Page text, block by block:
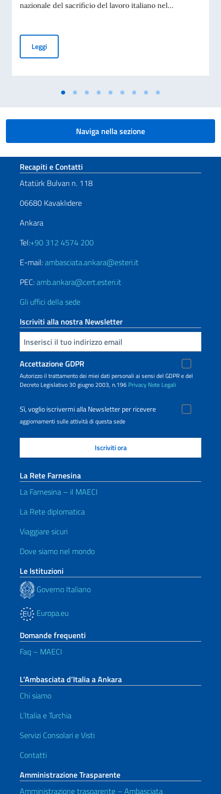
nazionale del sacrificio del lavoro italiano nel...
LeggiMESSAGGIO DEL VICE PRESIDENTE DEL CONSIGLIO DEI
Naviga nella sezione
Sezione footer
Recapiti e Contatti
Atatürk Bulvarı n. 118
06680 Kavaklıdere
Ankara
Tel:+90 312 4574 200
E-mail:ambasciata.ankara@esteri.it
PEC:amb.ankara@cert.esteri.it
Gli uffici della sede
Iscriviti alla nostra Newsletter
Inserisci la tua email
Accettazione GDPR
Autorizzo il trattamento dei miei dati personali ai sensi del GDPR e del
Decreto Legislativo 30 giugno 2003, n.196 Privacy Note Legali
Sì, voglio iscrivermi alla Newsletter per ricevere
aggiornamenti sulle attività di questa sede
La Rete Farnesina
La Farnesina – il MAECI
La Rete diplomatica
Viaggiare sicuri
Dove siamo nel mondo
Le Istituzioni
Governo Italiano
Europa.eu
Domande frequenti
Faq – MAECI
L’Ambasciata d’Italia a Ankara
Chi siamo
L’Italia e Turchia
Servizi Consolari e Visti
Contatti
Amministrazione Trasparente
Amministrazione trasparente – Ambasciata